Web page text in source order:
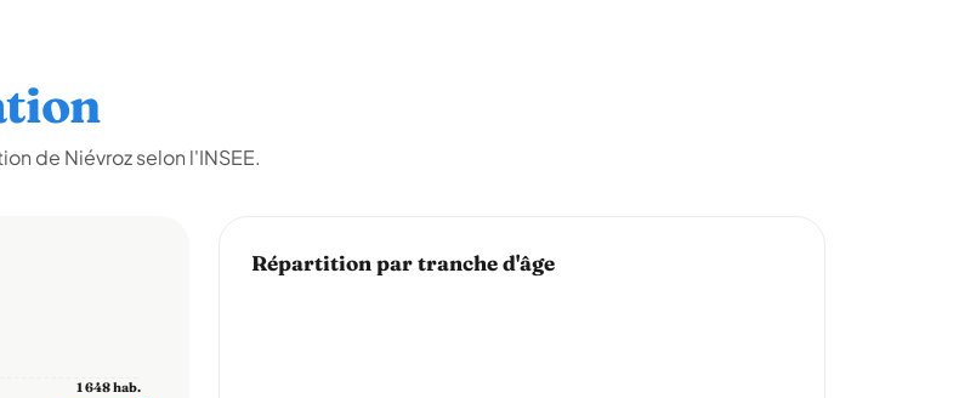
de Niévroz selon l'INSEE.
1 648 hab.
Répartition par tranche d'âge